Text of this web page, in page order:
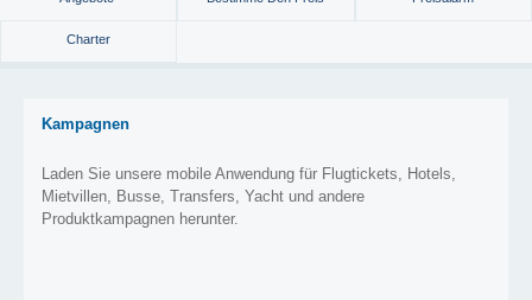
Charter
Kampagnen
Laden Sie unsere mobile Anwendung für Flugtickets, Hotels,
Mietvillen, Busse, Transfers, Yacht und andere
Produktkampagnen herunter.